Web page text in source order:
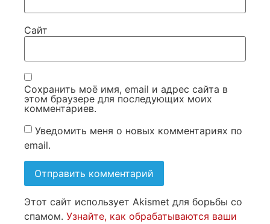
Сайт
Сохранить моё имя, email и адрес сайта в
этом браузере для последующих моих
комментариев.
Уведомить меня о новых комментариях по
email.
Этот сайт использует Akismet для борьбы со
спамом. Узнайте, как обрабатываются ваши